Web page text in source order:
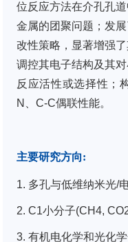
位反应方法在介孔孔
金属的团聚问题；发
改性策略，显著增强
调控其电子结构及其
反应活性或选择性；
N、C-C偶联性能。
主要研究方向:
1. 多孔与低维纳米光/
2. C1小分子(CH4,
3. 有机电化学和光化